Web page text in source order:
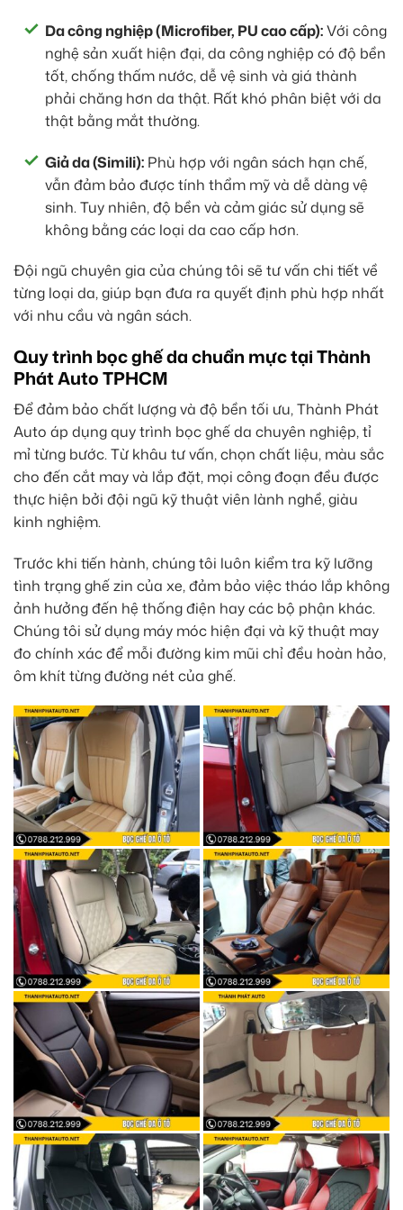
Da công nghiệp (Microfiber, PU cao cấp):Với công
nghệ sản xuất hiện đại, da công nghiệp có độ bền
tốt, chống thấm nước, dễ vệ sinh và giá thành
phải chăng hơn da thật. Rất khó phân biệt với da
thật bằng mắt thường.
Giả da (Simili): Phù hợp với ngân sách hạn chế,
vẫn đảm bảo được tính thẩm mỹ và dễ dàng vệ
sinh. Tuy nhiên, độ bền và cảm giác sử dụng sẽ
không bằng các loại da cao cấp hơn.
Đội ngũ chuyên gia của chúng tôi sẽ tư vấn chi tiết về
từng loại da, giúp bạn đưa ra quyết định phù hợp nhất
với nhu cầu và ngân sách.
Quy trình bọc ghế da chuẩn mực tại Thành
Phát Auto TPHCM
Để đảm bảo chất lượng và độ bền tối ưu, Thành Phát
Auto áp dụng quy trình bọc ghế da chuyên nghiệp, tỉ
mỉ từng bước. Từ khâu tư vấn, chọn chất liệu, màu sắc
cho đến cắt may và lắp đặt, mọi công đoạn đều được
thực hiện bởi đội ngũ kỹ thuật viên lành nghề, giàu
kinh nghiệm.
Trước khi tiến hành, chúng tôi luôn kiểm tra kỹ lưỡng
tình trạng ghế zin của xe, đảm bảo việc tháo lắp không
ảnh hưởng đến hệ thống điện hay các bộ phận khác.
Chúng tôi sử dụng máy móc hiện đại và kỹ thuật may
đo chính xác để mỗi đường kim mũi chỉ đều hoàn hảo,
ôm khít từng đường nét của ghế.